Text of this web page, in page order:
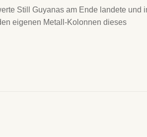
Still Guyanas am Ende landete und
eigenen Metall-Kolonnen dieses